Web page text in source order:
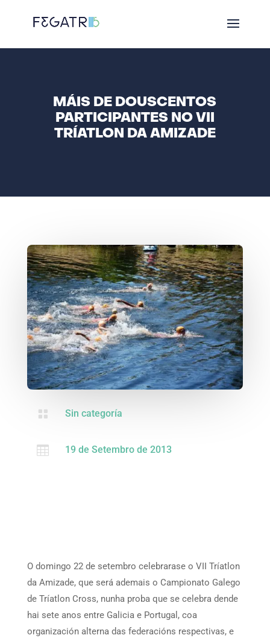
MÁIS DE DOUSCENTOS
PARTICIPANTES NO VII
TRÍATLON DA AMIZADE
 Sin categoría
 19 de Setembro de 2013
O domingo 22 de setembro celebrarase o VII Tríatlon
da Amizade, que será ademais o Campionato Galego
de Tríatlon Cross, nunha proba que se celebra dende
hai sete anos entre Galicia e Portugal, coa
organización alterna das federacións respectivas, e